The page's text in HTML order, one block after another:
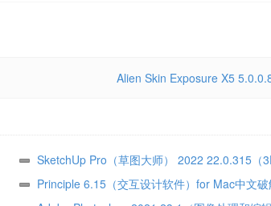
Alien Skin Exposure X5
SketchUp Pro（草图大师） 2022 22.0.315（
文破解版
Principle 6.15（交互设计软件）for Mac中文破